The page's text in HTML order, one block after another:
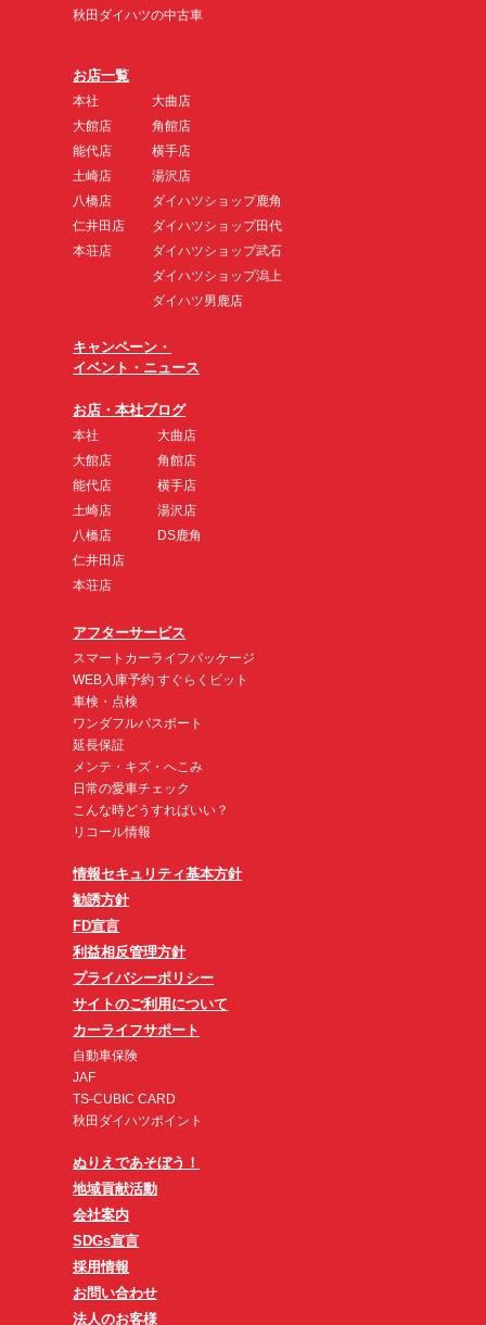
秋田ダイハツの中古車
お店一覧
本社
大館店
能代店
土崎店
八橋店
仁井田店
本荘店
大曲店
角館店
横手店
湯沢店
ダイハツショップ鹿角
ダイハツショップ田代
ダイハツショップ武石
ダイハツショップ潟上
ダイハツ男鹿店
キャンペーン・
イベント・ニュース
お店・本社ブログ
本社
大館店
能代店
土崎店
八橋店
仁井田店
本荘店
大曲店
角館店
横手店
湯沢店
DS鹿角
アフターサービス
スマートカーライフパッケージ
WEB入庫予約 すぐらくピット
車検・点検
ワンダフルパスポート
延長保証
メンテ・キズ・へこみ
日常の愛車チェック
こんな時どうすればいい？
リコール情報
情報セキュリティ基本方針
勧誘方針
FD宣言
利益相反管理方針
プライバシーポリシー
サイトのご利用について
カーライフサポート
自動車保険
JAF
TS-CUBIC CARD
秋田ダイハツポイント
ぬりえであそぼう！
地域貢献活動
会社案内
SDGs宣言
採用情報
お問い合わせ
法人のお客様